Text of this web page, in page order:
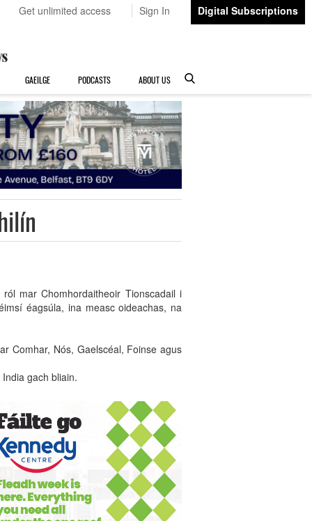
Get unlimited access Sign In Digital Subscriptions
GAEILGE PODCASTS ABOUT US
mar Chomhordaitheoir Tionscadail i
éagsúla, ina measc oideachas, na
Comhar, Nós, Gaelscéal, Foinse agus
gach bliain.